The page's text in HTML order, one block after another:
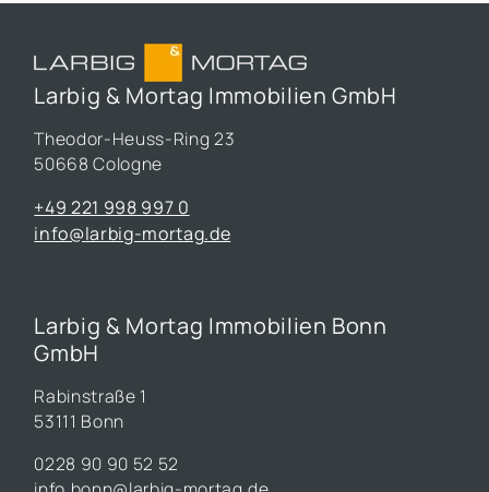
Larbig & Mortag Immobilien GmbH
Theodor-Heuss-Ring 23
50668 Cologne
+49 221 998 997 0
info@larbig-mortag.de
Larbig & Mortag Immobilien Bonn
GmbH
Rabinstraße 1
53111 Bonn
0228 90 90 52 52